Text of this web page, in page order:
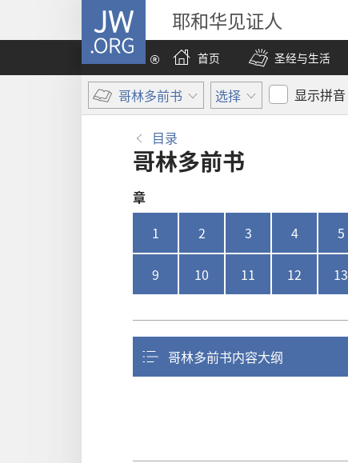
JW.ORG 耶和华见证人
首页
圣经与生活
哥林多前书 选择 显示拼音
目录
哥林多前书
章
1
2 3 4 5
9 10 11 12 13
哥林多前书内容大纲